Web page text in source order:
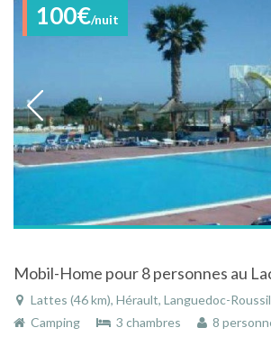
100€/nuit
Lattes (46 km), Hérault, Languedoc-
Camping
3 chambres 8